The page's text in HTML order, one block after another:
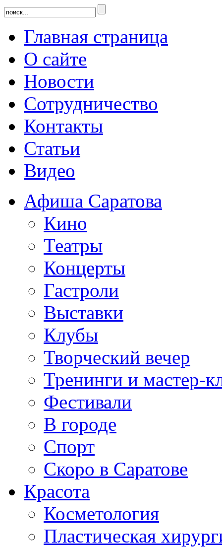
Главная страница
О сайте
Новости
Сотрудничество
Контакты
Статьи
Видео
Афиша Саратова
Кино
Театры
Концерты
Гастроли
Выставки
Клубы
Творческий вечер
Тренинги и мастер-
Фестивали
В городе
Спорт
Скоро в Саратове
Красота
Косметология
Пластическая